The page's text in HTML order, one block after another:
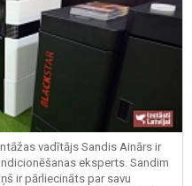
vadītājs Sandis Ainārs ir
eksperts. Sandim
ir pārliecināts par savu